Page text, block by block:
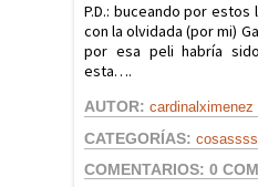
P.D.: buceando por
con la olvidada (por mi)
por esa peli habría
esta….
AUTOR: cardinalximenez
CATEGORÍAS: cosassss
COMENTARIOS:0